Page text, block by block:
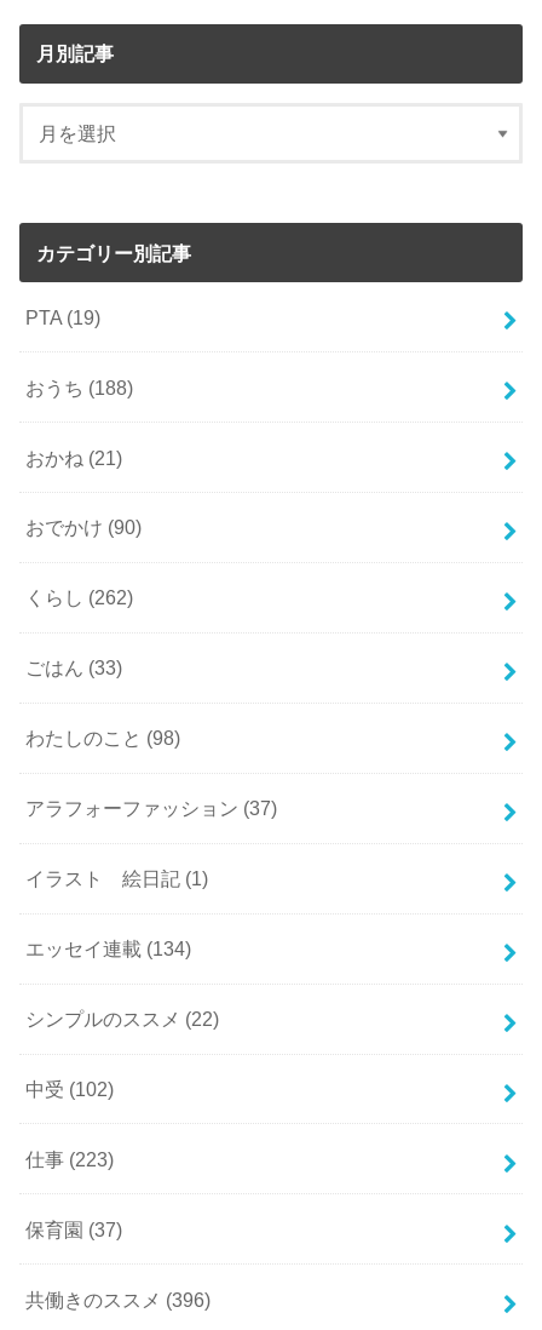
月別記事
カテゴリー別記事
PTA (19)
おうち (188)
おかね (21)
おでかけ (90)
くらし (262)
ごはん (33)
わたしのこと (98)
アラフォーファッション (37)
イラスト 絵日記 (1)
エッセイ連載 (134)
シンプルのススメ (22)
中受 (102)
仕事 (223)
保育園 (37)
共働きのススメ (396)